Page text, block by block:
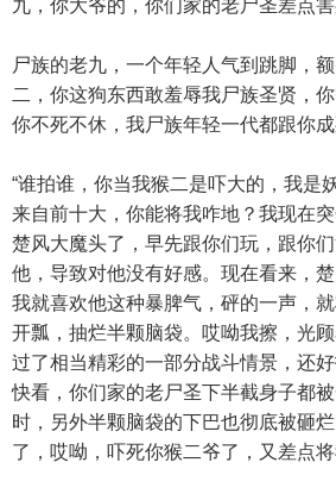
九，你大爷的，你们家的老尸圣差点
尸族的老九，一个年轻人气到跳脚，
二，你这狗东西敢羞辱我尸族圣贤，
你不死不休，我尸族年轻一代都跟你
“谁拍谁，你当我猴二是吓大的，我是
来自前十大，你能将我咋地？我现在
楚风大魔头了，早先跟你们玩，跟你
他，导致对他没有好感。现在看来，
我就喜欢他这种暴脾气，砰的一声，
开瓢，抽烂半颗脑袋。哎呦我擦，光
过了相当精彩的一部分战斗情景，还
快看，你们家的老尸圣下半截身子都
时，另外半颗脑袋的下巴也彻底被砸
了，哎呦，吓死你猴二爷了，又差点